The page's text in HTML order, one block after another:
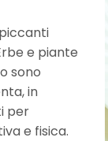
e piante
sono
in
per
e fisica.